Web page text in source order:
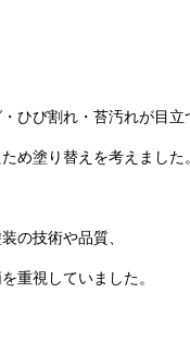
ひび割れ・苔汚れが目立
め塗り替えを考えました。
の技術や品質、
重視していました。